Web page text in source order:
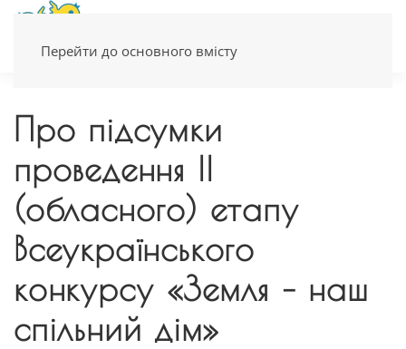
Перейти до основного вмісту
Про підсумки
проведення ІІ
(обласного) етапу
Всеукраїнського
конкурсу «Земля – наш
спільний дім»